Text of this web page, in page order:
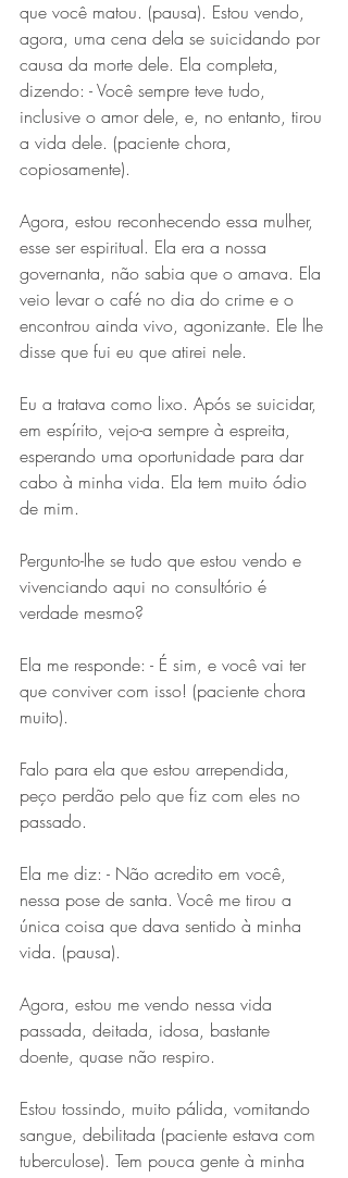
que você matou. (pausa). Estou vendo,
agora, uma cena dela se suicidando por
causa da morte dele. Ela completa,
dizendo: - Você sempre teve tudo,
inclusive o amor dele, e, no entanto, tirou
a vida dele. (paciente chora,
copiosamente).
Agora, estou reconhecendo essa mulher,
esse ser espiritual. Ela era a nossa
governanta, não sabia que o amava. Ela
veio levar o café no dia do crime e o
encontrou ainda vivo, agonizante. Ele lhe
disse que fui eu que atirei nele.
Eu a tratava como lixo. Após se suicidar,
em espírito, vejo-a sempre à espreita,
esperando uma oportunidade para dar
cabo à minha vida. Ela tem muito ódio
de mim.
Pergunto-lhe se tudo que estou vendo e
vivenciando aqui no consultório é
verdade mesmo?
Ela me responde: - É sim, e você vai ter
que conviver com isso! (paciente chora
muito).
Falo para ela que estou arrependida,
peço perdão pelo que fiz com eles no
passado.
Ela me diz: - Não acredito em você,
nessa pose de santa. Você me tirou a
única coisa que dava sentido à minha
vida. (pausa).
Agora, estou me vendo nessa vida
passada, deitada, idosa, bastante
doente, quase não respiro.
Estou tossindo, muito pálida, vomitando
sangue, debilitada (paciente estava com
tuberculose). Tem pouca gente à minha